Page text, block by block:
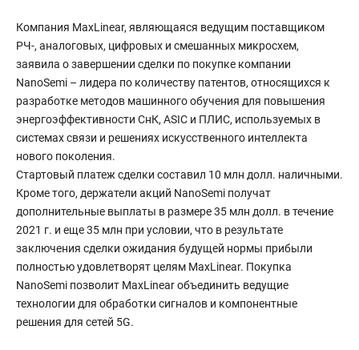
Компания MaxLinear, являющаяся ведущим поставщиком
РЧ-, аналоговых, цифровых и смешанных микросхем,
заявила о завершении сделки по покупке компании
NanoSemi – лидера по количеству патентов, относящихся к
разработке методов машинного обучения для повышения
энергоэффективности СнК, ASIC и ПЛИС, используемых в
системах связи и решениях искусственного интеллекта
нового поколения.
Стартовый платеж сделки составил 10 млн долл. наличными.
Кроме того, держатели акций NanoSemi получат
дополнительные выплаты в размере 35 млн долл. в течение
2021 г. и еще 35 млн при условии, что в результате
заключения сделки ожидания будущей нормы прибыли
полностью удовлетворят целям MaxLinear. Покупка
NanoSemi позволит MaxLinear объединить ведущие
технологии для обработки сигналов и компонентные
решения для сетей 5G.